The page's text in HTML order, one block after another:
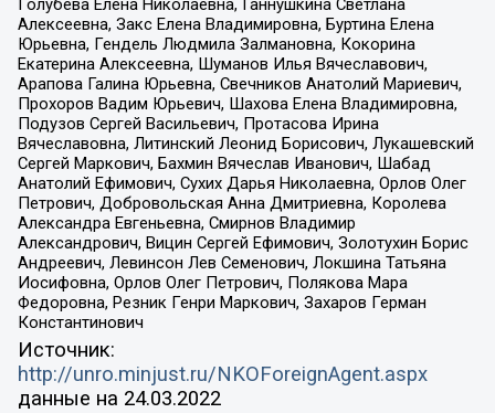
Алексеевна, Закс Елена Владимировна, Буртина Елена
Юрьевна, Гендель Людмила Залмановна, Кокорина
Екатерина Алексеевна, Шуманов Илья Вячеславович,
Арапова Галина Юрьевна, Свечников Анатолий Мариевич,
Прохоров Вадим Юрьевич, Шахова Елена Владимировна,
Подузов Сергей Васильевич, Протасова Ирина
Вячеславовна, Литинский Леонид Борисович, Лукашевский
Сергей Маркович, Бахмин Вячеслав Иванович, Шабад
Анатолий Ефимович, Сухих Дарья Николаевна, Орлов Олег
Петрович, Добровольская Анна Дмитриевна, Королева
Александра Евгеньевна, Смирнов Владимир
Александрович, Вицин Сергей Ефимович, Золотухин Борис
Андреевич, Левинсон Лев Семенович, Локшина Татьяна
Иосифовна, Орлов Олег Петрович, Полякова Мара
Федоровна, Резник Генри Маркович, Захаров Герман
Константинович
Источник:
http://unro.minjust.ru/NKOForeignAgent.aspx
данные на 24.03.2022